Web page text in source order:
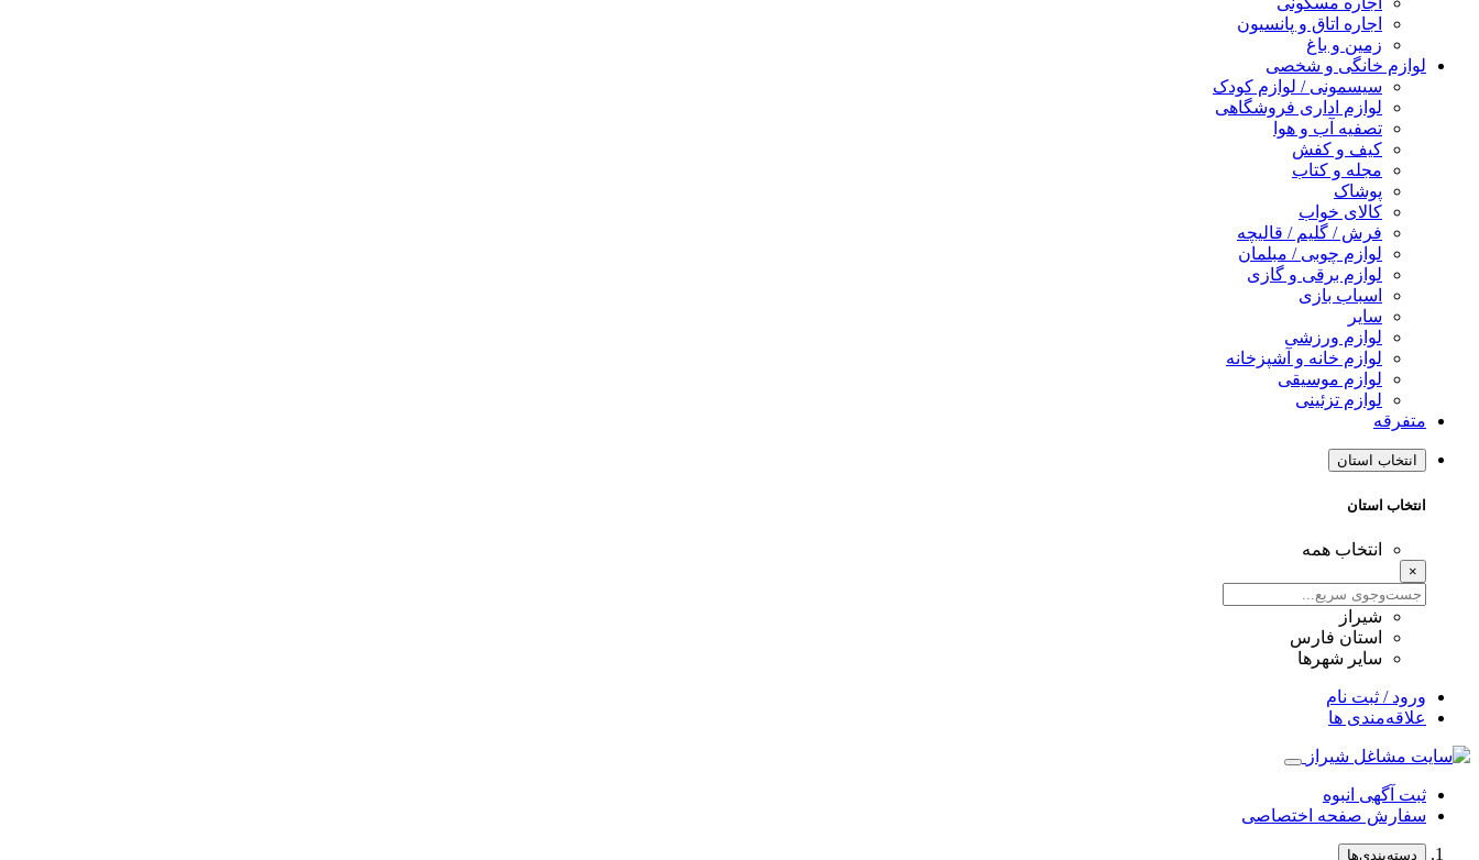
اجاره اتاق و پانسیون
زمین و باغ
لوازم خانگی و شخصی
سیسمونی / لوازم کودک
لوازم اداری فروشگاهی
تصفیه آب و هوا
کیف و کفش
مجله و کتاب
پوشاک
کالای خواب
فرش / گلیم / قالیچه
لوازم چوبی / مبلمان
لوازم برقی و گازی
اسباب بازی
سایر
لوازم ورزشی
لوازم خانه و آشپزخانه
لوازم موسیقی
لوازم تزئینی
متفرقه
انتخاب استان
انتخاب استان
انتخاب همه
×
شیراز
استان فارس
سایر شهرها
ورود / ثبت نام
علاقه‌مندی ها
ثبت آگهی انبوه
سفارش صفحه اختصاصی
دسته‌بندی‌ها